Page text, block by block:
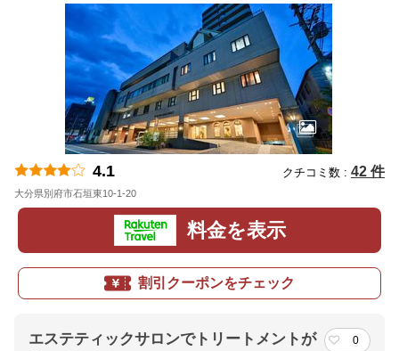
4.1 クチコミ数 : 42 件
大分県別府市石垣東10-1-20
料金を表示
割引クーポンをチェック
エステティックサロンでトリートメントが
0